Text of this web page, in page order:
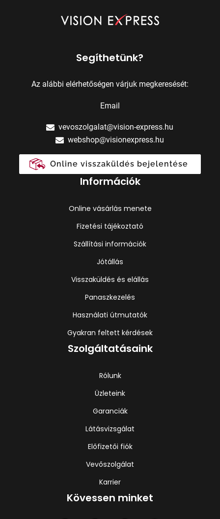
Segíthetünk?
Az alábbi elérhetőségen várjuk megkeresését:
Email
vevoszolgalat@vision-express.hu
webshop@visionexpress.hu
Online visszaküldés bejelentése
Információk
Online vásárlás menete
Fizetési tájékoztató
Szállítási információk
Jótállás
Visszaküldés és elállás
Panaszkezelés
Használati útmutatók
Gyakran feltett kérdések
Szolgáltatásaink
Rólunk
Üzleteink
Garanciák
Látásvizsgálat
Előfizetői fiók
Vevőszolgálat
Karrier
Kövessen minket